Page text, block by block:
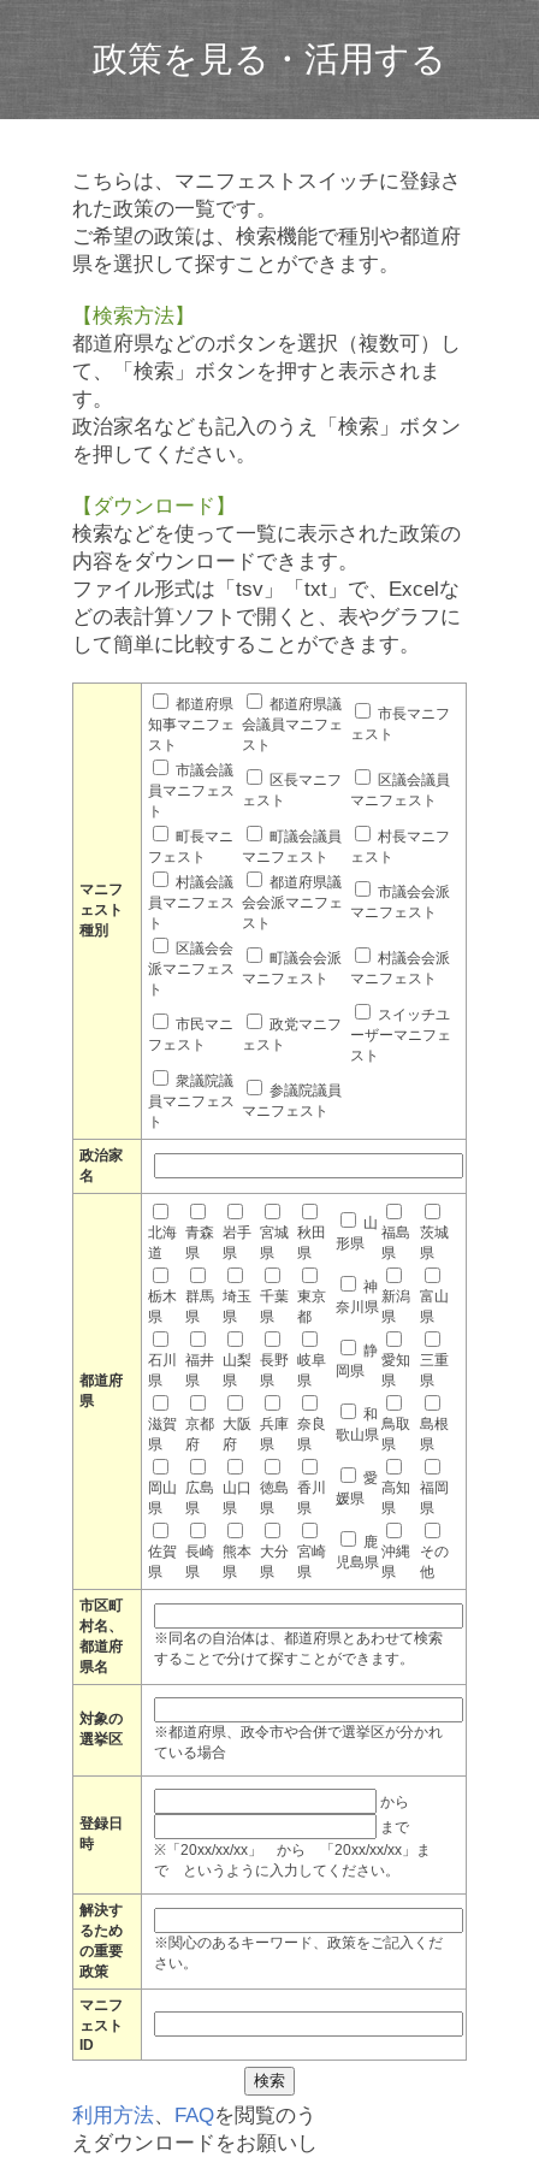
政策を見る・活用する
こちらは、マニフェストスイッチに登録さ
れた政策の一覧です。
ご希望の政策は、検索機能で種別や都道府
県を選択して探すことができます。
【検索方法】
都道府県などのボタンを選択（複数可）し
て、「検索」ボタンを押すと表示されま
す。
政治家名なども記入のうえ「検索」ボタン
を押してください。
【ダウンロード】
検索などを使って一覧に表示された政策の
内容をダウンロードできます。
ファイル形式は「tsv」「txt」で、Excelな
どの表計算ソフトで開くと、表やグラフに
して簡単に比較することができます。
マニフ
ェスト
種別
都道府県
知事マニフェ
スト
都道府県議
会議員マニフェ
スト
市長マニフ
ェスト
市議会議
員マニフェス
ト
区長マニフ
ェスト
区議会議員
マニフェスト
町長マニ
フェスト
町議会議員
マニフェスト
村長マニフ
ェスト
村議会議
員マニフェス
ト
都道府県議
会会派マニフェ
スト
市議会会派
マニフェスト
区議会会
派マニフェス
ト
町議会会派
マニフェスト
村議会会派
マニフェスト
市民マニ
フェスト
政党マニフ
ェスト
スイッチユ
ーザーマニフェ
スト
衆議院議
員マニフェス
ト
参議院議員
マニフェスト
政治家
名
都道府
県
北海
道
青森
県
岩手
県
宮城
県
秋田
県
山
形県
福島
県
茨城
県
栃木
県
群馬
県
埼玉
県
千葉
県
東京
都
神
奈川県
新潟
県
富山
県
石川
県
福井
県
山梨
県
長野
県
岐阜
県
静
岡県
愛知
県
三重
県
滋賀
県
京都
府
大阪
府
兵庫
県
奈良
県
和
歌山県
鳥取
県
島根
県
岡山
県
広島
県
山口
県
徳島
県
香川
県
愛
媛県
高知
県
福岡
県
佐賀
県
長崎
県
熊本
県
大分
県
宮崎
県
鹿
児島県
沖縄
県
その
他
市区町
村名、
都道府
県名
※同名の自治体は、都道府県とあわせて検索
することで分けて探すことができます。
対象の
選挙区
※都道府県、政令市や合併で選挙区が分かれ
ている場合
登録日
時
から
まで
※「20xx/xx/xx」 から 「20xx/xx/xx」ま
で というように入力してください。
解決す
るため
の重要
政策
※関心のあるキーワード、政策をご記入くだ
さい。
マニフ
ェスト
ID
利用方法、 FAQを閲覧のう
えダウンロードをお願いし